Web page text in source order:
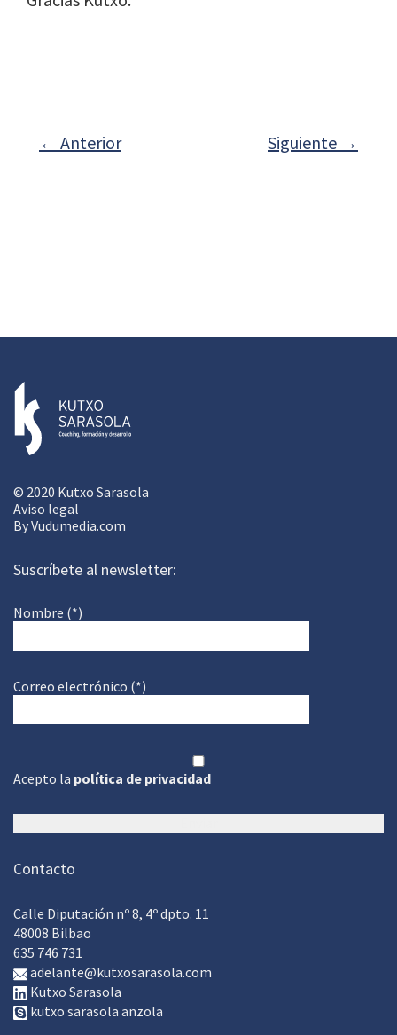
← Anterior Siguiente →
© 2020 Kutxo Sarasola
Aviso legal
ByVudumedia.com
Suscríbete al newsletter:
Nombre (*)
Correo electrónico (*)
Acepto la política de privacidad
Contacto
Calle Diputación nº 8, 4º dpto. 11
48008 Bilbao
635 746 731
adelante@kutxosarasola.com
Kutxo Sarasola
kutxo sarasola anzola